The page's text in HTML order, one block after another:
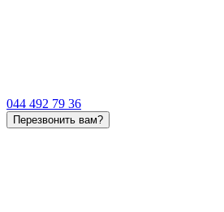
044 492 79 36
Перезвонить вам?